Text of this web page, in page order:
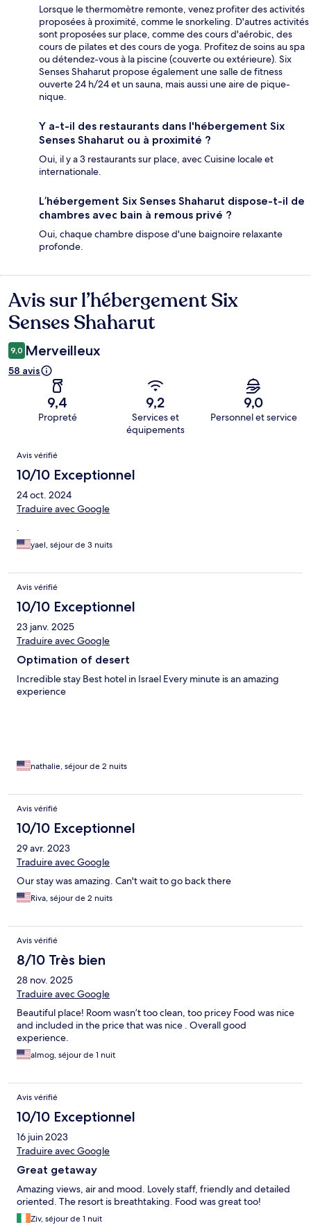
Lorsque le thermomètre remonte, venez profiter des activités
proposées à proximité, comme le snorkeling. D'autres activités
sont proposées sur place, comme des cours d'aérobic, des
cours de pilates et des cours de yoga. Profitez de soins au spa
ou détendez-vous à la piscine (couverte ou extérieure). Six
Senses Shaharut propose également une salle de fitness
ouverte 24 h/24 et un sauna, mais aussi une aire de pique-
nique.
Y a-t-il des restaurants dans l'hébergement Six
Senses Shaharut ou à proximité ?
Oui, il y a 3 restaurants sur place, avec Cuisine locale et
internationale.
L’hébergement Six Senses Shaharut dispose-t-il de
chambres avec bain à remous privé ?
Oui, chaque chambre dispose d'une baignoire relaxante
profonde.
Avis
Avis sur l’hébergement Six
Senses Shaharut
9,0 Merveilleux
58 avis
9,4
Propreté
9,2
Services et
équipements
9,0
Personnel et service
Avis
Avis vérifié
10/10 Exceptionnel
24 oct. 2024
Traduire avec Google
.
yael, séjour de 3 nuits
Avis vérifié
10/10 Exceptionnel
23 janv. 2025
Traduire avec Google
Optimation of desert
Incredible stay Best hotel in Israel Every minute is an amazing
experience
nathalie, séjour de 2 nuits
Avis vérifié
10/10 Exceptionnel
29 avr. 2023
Traduire avec Google
Our stay was amazing. Can't wait to go back there
Riva, séjour de 2 nuits
Avis vérifié
8/10 Très bien
28 nov. 2025
Traduire avec Google
Beautiful place! Room wasn’t too clean, too pricey Food was nice
and included in the price that was nice . Overall good
experience.
almog, séjour de 1 nuit
Avis vérifié
10/10 Exceptionnel
16 juin 2023
Traduire avec Google
Great getaway
Amazing views, air and mood. Lovely staff, friendly and detailed
oriented. The resort is breathtaking. Food was great too!
Ziv, séjour de 1 nuit